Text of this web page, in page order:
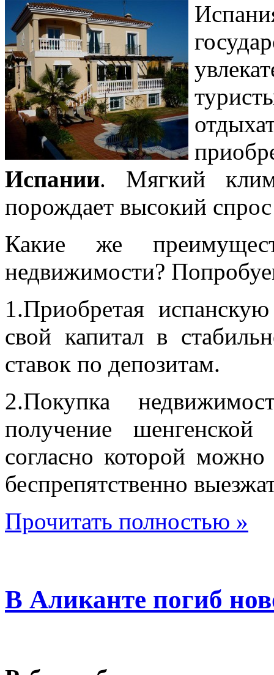
Испании. Мягкий
порождает высокий
Какие же
недвижимости?
1.Приобретая
свой капитал в
ставок по депозитам.
2.Покупка
получение
согласно которой
беспрепятственно
Прочитать полностью »
В Аликанте погиб